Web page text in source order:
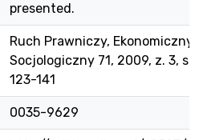
presented.
Ruch Prawniczy, Ekonomiczny i
Socjologiczny 71, 2009, z. 3, s.
123-141
0035-9629